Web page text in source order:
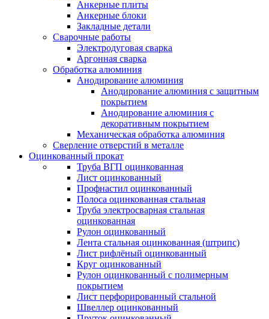
Анкерные плиты
Анкерные блоки
Закладные детали
Сварочные работы
Электродуговая сварка
Аргонная сварка
Обработка алюминия
Анодирование алюминия
Анодирование алюминия с защитным
покрытием
Анодирование алюминия с
декоративным покрытием
Механическая обработка алюминия
Сверление отверстий в металле
Оцинкованный прокат
Труба ВГП оцинкованная
Лист оцинкованный
Профнастил оцинкованный
Полоса оцинкованная стальная
Труба электросварная стальная
оцинкованная
Рулон оцинкованный
Лента стальная оцинкованная (штрипс)
Лист рифлёный оцинкованный
Круг оцинкованный
Рулон оцинкованный с полимерным
покрытием
Лист перфорированный стальной
Швеллер оцинкованный